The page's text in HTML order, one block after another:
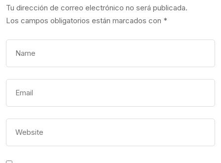
Tu dirección de correo electrónico no será publicada.
Los campos obligatorios están marcados con *